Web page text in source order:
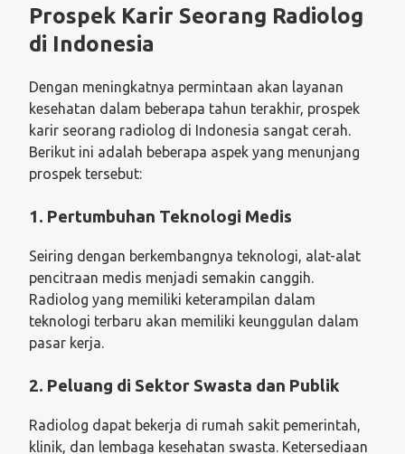
Prospek Karir Seorang Radiolog
di Indonesia
Dengan meningkatnya permintaan akan layanan
kesehatan dalam beberapa tahun terakhir, prospek
karir seorang radiolog di Indonesia sangat cerah.
Berikut ini adalah beberapa aspek yang menunjang
prospek tersebut:
1. Pertumbuhan Teknologi Medis
Seiring dengan berkembangnya teknologi, alat-alat
pencitraan medis menjadi semakin canggih.
Radiolog yang memiliki keterampilan dalam
teknologi terbaru akan memiliki keunggulan dalam
pasar kerja.
2. Peluang di Sektor Swasta dan Publik
Radiolog dapat bekerja di rumah sakit pemerintah,
klinik, dan lembaga kesehatan swasta. Ketersediaan